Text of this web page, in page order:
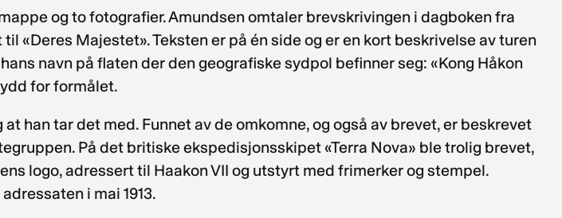
og to fotografier. Amundsen omtaler brevskrivingen i dagboken fra
«Deres Majestet». Teksten er på én side og er en kort beskrivelse av turen
navn på flaten der den geografiske sydpol befinner seg: «Kong Håkon
for formålet.
han tar det med. Funnet av de omkomne, og også av brevet, er beskrevet
På det britiske ekspedisjonsskipet «Terra Nova» ble trolig brevet,
logo, adressert til Haakon VII og utstyrt med frimerker og stempel.
i mai 1913.